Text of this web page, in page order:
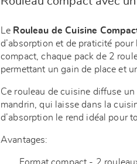
Le Rouleau de Cuisine
d’absorption et de praticité
compact, chaque pack de 2
permettant un gain de place et
Ce rouleau de cuisine diffuse
mandrin, qui laisse dans la
d’absorption le rend idéal pour
Avantages: